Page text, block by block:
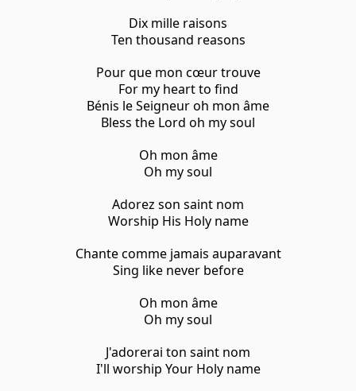
Dix mille raisons
Ten thousand reasons
Pour que mon cœur trouve
For my heart to find
Bénis le Seigneur oh mon âme
Bless the Lord oh my soul
Oh mon âme
Oh my soul
Adorez son saint nom
Worship His Holy name
Chante comme jamais auparavant
Sing like never before
Oh mon âme
Oh my soul
J'adorerai ton saint nom
I'll worship Your Holy name